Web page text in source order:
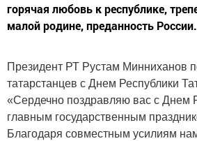
горячая любовь к республике,
малой родине, преданность России.
Президент РТ Рустам Минниханов
татарстанцев с Днем Республики
«Сердечно поздравляю вас с Днем
главным государственным
Благодаря совместным усилиям